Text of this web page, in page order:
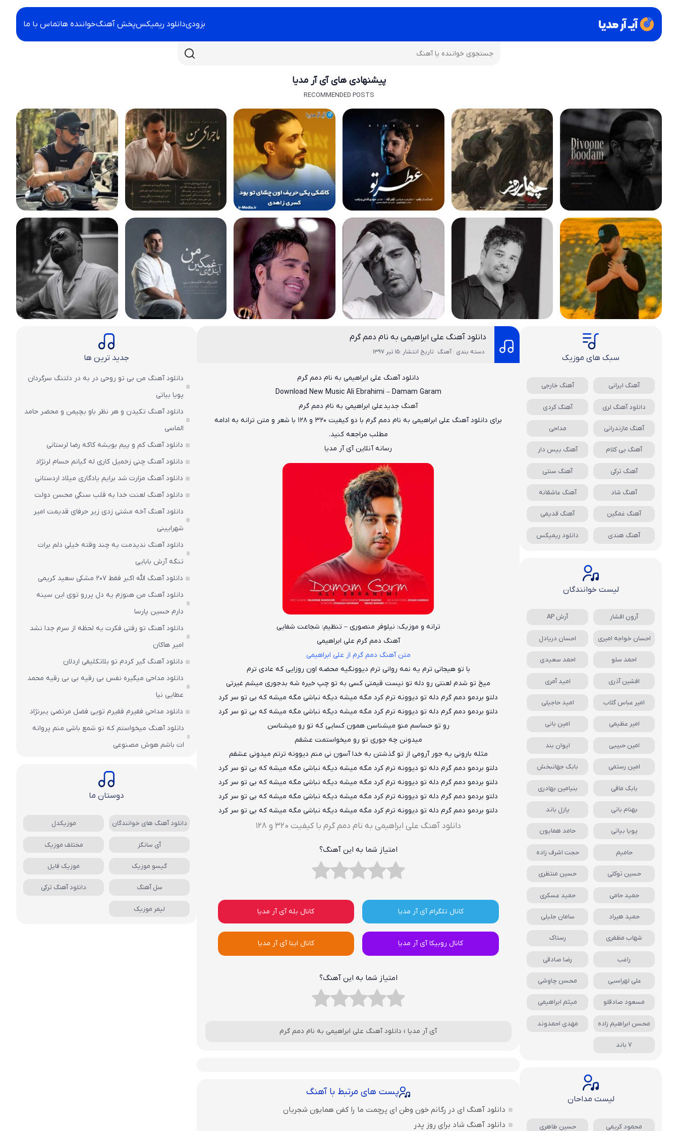
بزودیدانلود ریمیکسپخش آهنگخواننده هاتماس با ما
پیشنهادی های آی آر مدیا
RECOMMENDED POSTS
دانلود آهنگ علی ابراهیمی به نام دمم گرم
دسته بندی : آهنگ تاریخ انتشار :15 تیر 1397
دانلود آهنگ علی ابراهیمیبه نام دمم گرم
Download New Music Ali Ebrahimi – Damam Garam
آهنگ جدیدعلی ابراهیمی به نام دمم گرم
برای دانلود آهنگ علی ابراهیمیبه نام دمم گرم
با دو کیفیت ۳۲۰ و ۱۲۸ با شعر و متن ترانه به ادامه
مطلب مراجعه کنید.
رسانه آنلاین آی آر مدیا
ترانه و موزیک: نیلوفر منصوری – تنظیم: شجاعت شفایی
آهنگ دمم گرم علی ابراهیمی
متن آهنگ دمم گرم از علی ابراهیمی
با تو هیجانی ترم یه نمه روانی ترم دیوونگیه محضه اون روزایی که عادی ترم
میخ تو شدم لعنتی رو دله تو نیست قیمتی کسی به تو چپ خیره شه بدجوری میشم غیرتی
دلتو بردمو دمم گرم دله تو دیوونه ترم کرد مگه میشه دیگه نباشی مگه میشه که بی تو سر کرد
دلتو بردمو دمم گرم دله تو دیوونه ترم کرد مگه میشه دیگه نباشی مگه میشه که بی تو سر کرد
رو تو حساسم منو میشناسن همون کسایی که تو رو میشناسن
میدونن چه جوری تو رو میخواستمت عشقم
مثله بارونی یه جور آرومی از تو گذشتن به خدا آسون نی منم دیوونه ترتم میدونی عشقم
دلتو بردمو دمم گرم دله تو دیوونه ترم کرد مگه میشه دیگه نباشی مگه میشه که بی تو سر کرد
دلتو بردمو دمم گرم دله تو دیوونه ترم کرد مگه میشه دیگه نباشی مگه میشه که بی تو سر کرد
دلتو بردمو دمم گرم دله تو دیوونه ترم کرد مگه میشه دیگه نباشی مگه میشه که بی تو سر کرد
دلتو بردمو دمم گرم دله تو دیوونه ترم کرد مگه میشه دیگه نباشی مگه میشه که بی تو سر کرد
دانلود آهنگ علی ابراهیمی به نام دمم گرم با کیفیت ۳۲۰ و ۱۲۸
امتیاز شما به این آهنگ؟
کانال تلگرام آی آر مدیا کانال بله آی آر مدیا
کانال روبیکا آی آر مدیا کانال ایتا آی آر مدیا
امتیاز شما به این آهنگ؟
آی آر مدیا › دانلود آهنگ علی ابراهیمی به نام دمم گرم
پست های مرتبط با آهنگ
دانلود آهنگ ای در رگانم خون وطن ای پرچمت ما را کفن همایون شجریان
دانلود آهنگ شاد برای روز پدر
سبک های موزیک
آهنگ ایرانی آهنگ خارجی
دانلود آهنگ لری آهنگ کردی
آهنگ مازندرانی مداحی
آهنگ بی کلام آهنگ بیس دار
آهنگ ترکی آهنگ سنتی
آهنگ شاد آهنگ عاشقانه
آهنگ غمگین آهنگ قدیمی
آهنگ هندی دانلود ریمیکس
لیست خوانندگان
آرون افشار آرش AP
احسان خواجه امیری احسان دریادل
احمد سلو احمد سعیدی
افشین آذری امید آمری
امیر عباس گلاب امید حاجیلی
امیر عظیمی امین بانی
امین حبیبی ایوان بند
امین رستمی بابک جهانبخش
بابک مافی بنیامین بهادری
بهنام بانی پازل باند
پویا بیاتی حامد همایون
حامیم حجت اشرف زاده
حسین توکلی حسین منتظری
حمید حامی حمید عسکری
حمید هیراد سامان جلیلی
شهاب مظفری رستاک
راغب رضا صادقی
علی لهراسبی محسن چاوشی
مسعود صادقلو میثم ابراهیمی
محسن ابراهیم زاده مهدی احمدوند
7 باند
لیست مداحان
محمود کریمی حسین طاهری
جدید ترین ها
دانلود آهنگ من بی تو روحی در به در دلتنگ سرگردان
پویا بیاتی
دانلود آهنگ تکیدن و هر نظر باو بچیمن و محضر حامد
الماسی
دانلود آهنگ کم و پیم بویشه کاکه رضا لرستانی
دانلود آهنگ چنی زخمیل کاری له گیانم حسام لرنژاد
دانلود آهنگ مزارت شد برایم یادگاری میلاد اردستانی
دانلود آهنگ لعنت خدا به قلب سنگی محسن دولت
دانلود آهنگ آخه مشتی زدی زیر حرفای قدیمت امیر
شهرایینی
دانلود آهنگ ندیدمت یه چند وقته خیلی دلم برات
تنگه آرش بابایی
دانلود آهنگ الله اکبر فقط 207 مشکی سعید کریمی
دانلود آهنگ من هنوزم یه دل پررو توی این سینه
دارم حسین پارسا
دانلود آهنگ تو رفتی فکرت یه لحظه از سرم جدا نشد
امیر هاکان
دانلود آهنگ گیر کردم تو بلاتکلیفی اردلان
دانلود مداحی میگیره نفس بی رقیه بی بی رقیه محمد
عطایی نیا
دانلود مداحی فقیرم فقیرم تویی فضل مرتضی یبرنژاد
دانلود آهنگ میخواستم که تو شمع باشی منم پروانه
ات باشم هوش مصنوعی
دوستان ما
دانلود آهنگ های خوانندگان موزیکدل
آی سانگز مختلف موزیک
گیسو موزیک موزیک فایل
سل آهنگ دانلود آهنگ ترکی
لیمر موزیک